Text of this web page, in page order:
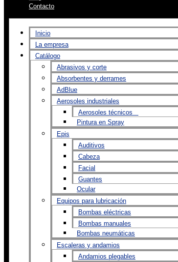
Contacto
Inicio
La empresa
Catálogo
Abrasivos y corte
Absorbentes y derrames
AdBlue
Aerosoles industriales
Aerosoles técnicos
Pintura en Spray
Epis
Auditivos
Cabeza
Facial
Guantes
Ocular
Equipos para lubricación
Bombas eléctricas
Bombas manuales
Bombas neumáticas
Escaleras y andamios
Andamios plegables